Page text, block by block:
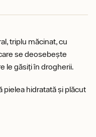
triplu măcinat, cu
se deosebește
le găsiți în drogherii.
pielea hidratată și plăcut